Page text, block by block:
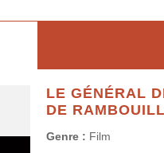
LE GÉNÉRAL
DE
Genre : Film